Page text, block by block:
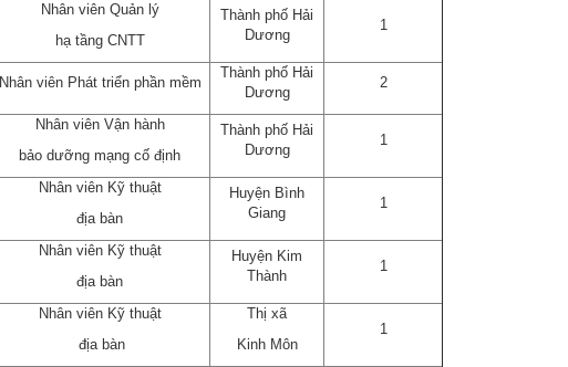
Nhân viên Quản lý
hạ tầng CNTT
Thành phố Hải
Dương
1
Nhân viên Phát triển phần mềm
Thành phố Hải
Dương
2
Nhân viên Vận hành
bảo dưỡng mạng cố định
Thành phố Hải
Dương
1
Nhân viên Kỹ thuật
địa bàn
Huyện Bình
Giang
1
Nhân viên Kỹ thuật
địa bàn
Huyện Kim
Thành
1
Nhân viên Kỹ thuật
địa bàn
Thị xã
Kinh Môn
1